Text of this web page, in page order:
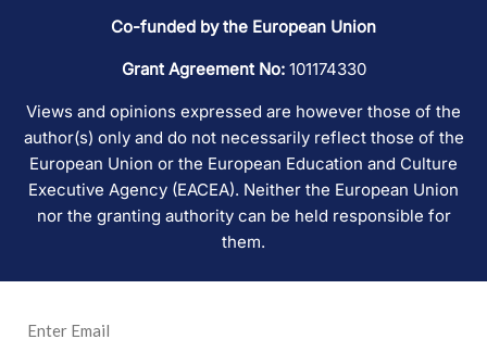
Co-funded by the European Union
Grant Agreement No:101174330
Views and opinions expressed are however those of the
author(s) only and do not necessarily reflect those of the
European Union or the European Education and Culture
Executive Agency (EACEA). Neither the European Union
nor the granting authority can be held responsible for
them.